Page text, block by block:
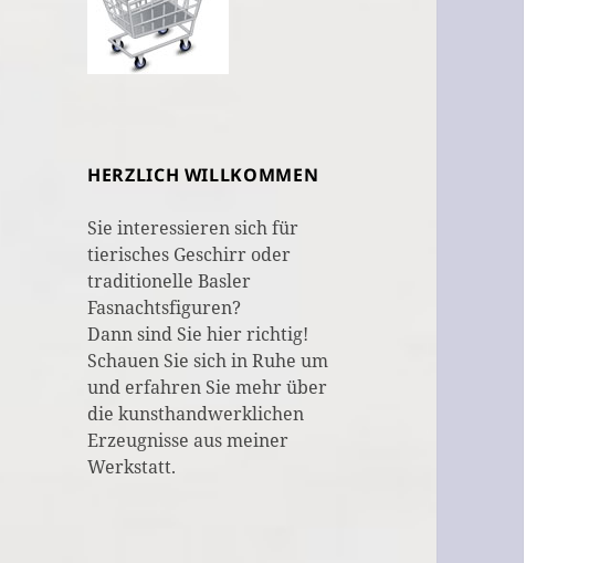
HERZLICH WILLKOMMEN
Sie interessieren sich für
tierisches Geschirr oder
traditionelle Basler
Fasnachtsfiguren?
Dann sind Sie hier richtig!
Schauen Sie sich in Ruhe um
und erfahren Sie mehr über
die kunsthandwerklichen
Erzeugnisse aus meiner
Werkstatt.